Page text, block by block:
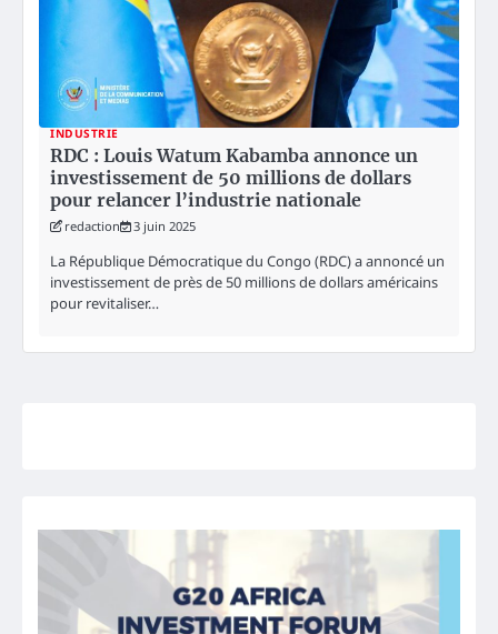
INDUSTRIE
RDC : Louis Watum Kabamba annonce un
investissement de 50 millions de dollars
pour relancer l’industrie nationale
redaction 3 juin 2025
La République Démocratique du Congo (RDC) a annoncé un
investissement de près de 50 millions de dollars américains
pour revitaliser…